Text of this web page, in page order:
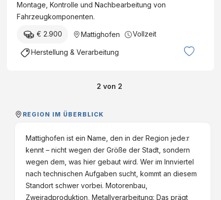
Montage, Kontrolle und Nachbearbeitung von
Fahrzeugkomponenten.
€ 2.900 Mattighofen Vollzeit
Herstellung & Verarbeitung
2 von 2
REGION IM ÜBERBLICK
Mattighofen ist ein Name, den in der Region jede:r
kennt – nicht wegen der Größe der Stadt, sondern
wegen dem, was hier gebaut wird. Wer im Innviertel
nach technischen Aufgaben sucht, kommt an diesem
Standort schwer vorbei. Motorenbau,
Zweiradproduktion, Metallverarbeitung: Das prägt